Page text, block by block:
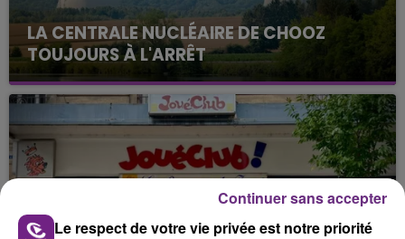
LA CENTRALE NUCLÉAIRE DE CHOOZ
TOUJOURS À L'ARRÊT
Cela fait déjà une semaine que la centrale
nucléaire ardennaise est à l'arrêt. Une situation
justifiée par la sécheresse intense qui est toujours
présente.
Le respect de votre vie privée est notre priorité
Continuer sans accepter